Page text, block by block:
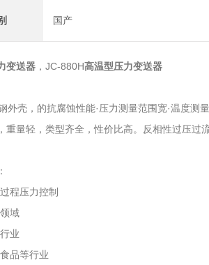
国产
变送器 ，JC-880H高温型压力变送器
外壳，的抗腐蚀性能·压力测量范围宽·温度测
重量轻，类型齐全，性价比高。反相性过压
程压力控制
域
业
品等行业